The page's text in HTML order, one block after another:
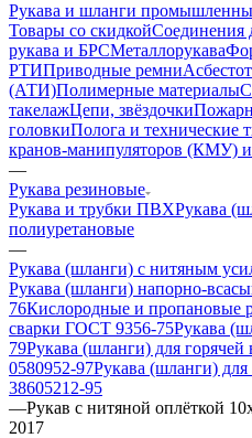
Рукава и шланги
Товары со скидкойСоединения
рукава и БРСМеталлорукава
РТИПриводные ремни
(АТИ)Полимерные материалы
такелажЦепи, звёздочки
головкиПолога и технические
кранов-манипуляторов (КМУ) и
—
Рукава резиновые
Рукава и трубки ПВХРукава
полиуретановые
—
Рукава (шланги) с нитяным
Рукава (шланги) напорно-
76Кислородные и пропановые
сварки ГОСТ 9356-75Рукава
79Рукава (шланги) для
0580952-97Рукава (шланги)
38605212-95
—Рукав с нитяной оплёткой
2017